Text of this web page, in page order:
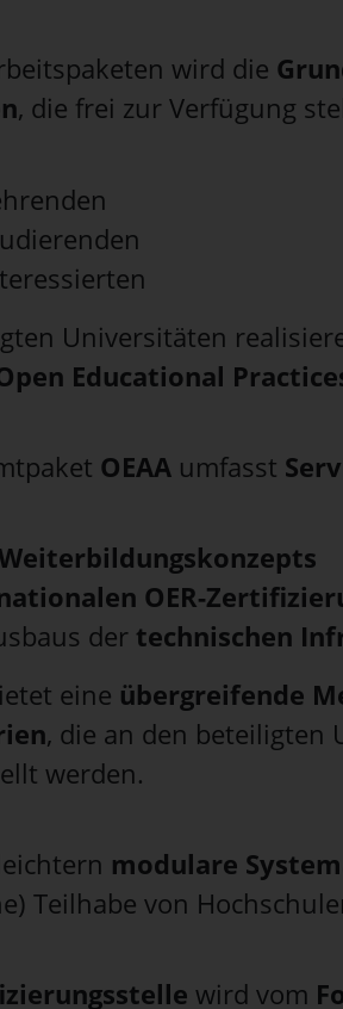
wird die
, die frei zur Verfügung
Universitäten
Educational
OEAA umfasst
OER-
der technischen
eine übergreifende
, die an den beteiligten
werden.
modulare
Teilhabe von
wird vom